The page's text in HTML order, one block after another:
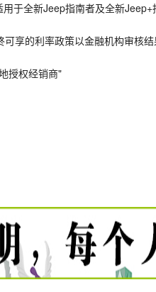
于全新Jeep指南者及全新Jeep+
享的利率政策以金融机构审核结
授权经销商"